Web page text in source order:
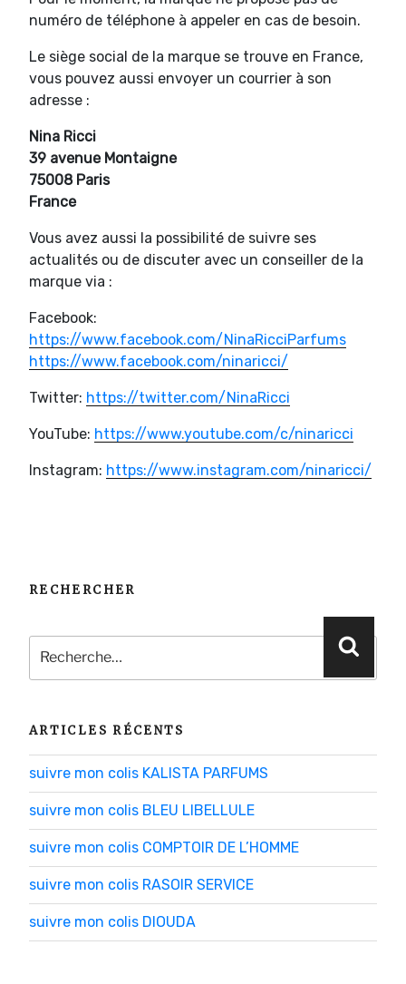
numéro de téléphone à appeler en cas de besoin.
Le siège social de la marque se trouve en France,
vous pouvez aussi envoyer un courrier à son
adresse :
Nina Ricci
39 avenue Montaigne
75008 Paris
France
Vous avez aussi la possibilité de suivre ses
actualités ou de discuter avec un conseiller de la
marque via :
Facebook:
https://www.facebook.com/NinaRicciParfums
https://www.facebook.com/ninaricci/
Twitter: https://twitter.com/NinaRicci
YouTube: https://www.youtube.com/c/ninaricci
Instagram: https://www.instagram.com/ninaricci/
RECHERCHER
Recherche
pour
:
ARTICLES RÉCENTS
suivre mon colis KALISTA PARFUMS
suivre mon colis BLEU LIBELLULE
suivre mon colis COMPTOIR DE L’HOMME
suivre mon colis RASOIR SERVICE
suivre mon colis DIOUDA